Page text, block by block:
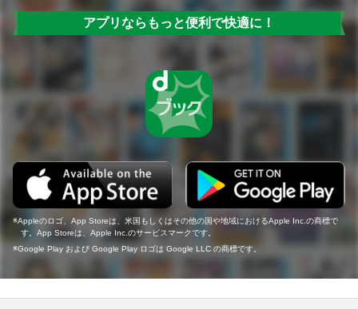
アプリならもっと便利で快適に！
Appleのロゴ、App Storeは、米国もしくはその他の国や地域におけるApple Inc.の商標で
す。App Storeは、Apple Inc.のサービスマークです。
Google Play および Google Play ロゴは Google LLC の商標です。